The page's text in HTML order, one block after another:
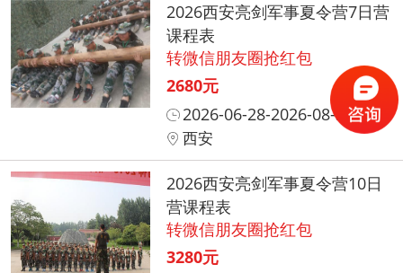
2026西安亮剑军事夏令营7日营
课程表
转微信朋友圈抢红包
2680元
2026-06-28-2026-08-31
西安
2026西安亮剑军事夏令营10日
营课程表
转微信朋友圈抢红包
3280元